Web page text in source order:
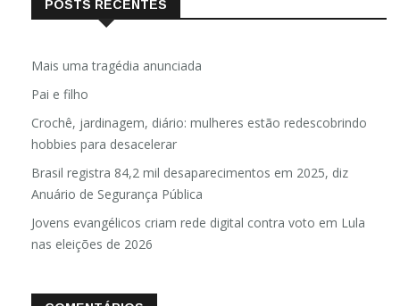
POSTS RECENTES
Mais uma tragédia anunciada
Pai e filho
Crochê, jardinagem, diário: mulheres estão redescobrindo
hobbies para desacelerar
Brasil registra 84,2 mil desaparecimentos em 2025, diz
Anuário de Segurança Pública
Jovens evangélicos criam rede digital contra voto em Lula
nas eleições de 2026